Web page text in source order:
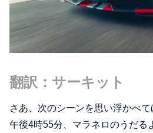
翻訳：サーキット
さあ、次のシーンを思い浮かべ
午後4時55分、マラネロのうだる